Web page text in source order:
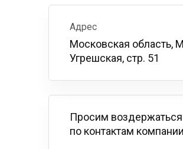
Адрес
Московская область,
Угрешская, стр. 51
Просим
по контактам